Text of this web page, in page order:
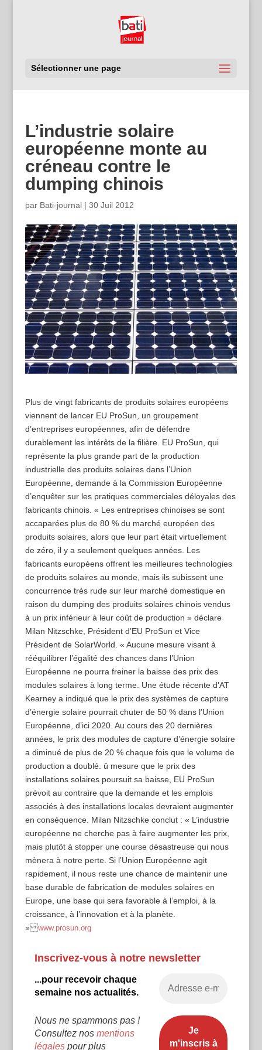
Sélectionner une page
L’industrie solaire
européenne monte au
créneau contre le
dumping chinois
par Bati-journal| 30 Juil 2012
Plus de vingt fabricants de produits solaires européens
viennent de lancer EU ProSun, un groupement
d’entreprises européennes, afin de défendre
durablement les intérêts de la filière. EU ProSun, qui
représente la plus grande part de la production
industrielle des produits solaires dans l’Union
Européenne, demande à la Commission Européenne
d’enquêter sur les pratiques commerciales déloyales des
fabricants chinois. « Les entreprises chinoises se sont
accaparées plus de 80 % du marché européen des
produits solaires, alors que leur part était virtuellement
de zéro, il y a seulement quelques années. Les
fabricants européens offrent les meilleures technologies
de produits solaires au monde, mais ils subissent une
concurrence très rude sur leur marché domestique en
raison du dumping des produits solaires chinois vendus
à un prix inférieur à leur coût de production » déclare
Milan Nitzschke, Président d’EU ProSun et Vice
Président de SolarWorld. « Aucune mesure visant à
rééquilibrer l’égalité des chances dans l’Union
Européenne ne pourra freiner la baisse des prix des
modules solaires à long terme. Une étude récente d’AT
Kearney a indiqué que le prix des systèmes de capture
d’énergie solaire pourrait chuter de 50 % dans l’Union
Européenne, d’ici 2020. Au cours des 20 dernières
années, le prix des modules de capture d’énergie solaire
a diminué de plus de 20 % chaque fois que le volume de
production a doublé. û mesure que le prix des
installations solaires poursuit sa baisse, EU ProSun
prévoit au contraire que la demande et les emplois
associés à des installations locales devraient augmenter
en conséquence. Milan Nitzschke conclut : « L’industrie
européenne ne cherche pas à faire augmenter les prix,
mais plutôt à stopper une course désastreuse qui nous
mènera à notre perte. Si l’Union Européenne agit
rapidement, il nous reste une chance de maintenir une
base durable de fabrication de modules solaires en
Europe, une base qui sera favorable à l’emploi, à la
croissance, à l’innovation et à la planète.
»www.prosun.org
Inscrivez-vous à notre newsletter
...pour recevoir chaque
semaine nos actualités.
Nous ne spammons pas !
Consultez nos mentions
légalespour plus